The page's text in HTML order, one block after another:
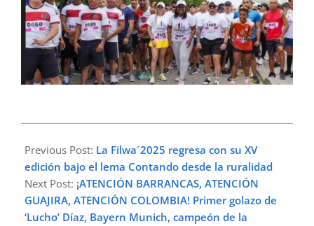
08-
16
Previous Post: La Filwa´2025 regresa con su XV
edición bajo el lema Contando desde la ruralidad
Next Post: ¡ATENCIÓN BARRANCAS, ATENCIÓN
GUAJIRA, ATENCIÓN COLOMBIA! Primer golazo de
‘Lucho’ Díaz, Bayern Munich, campeón de la